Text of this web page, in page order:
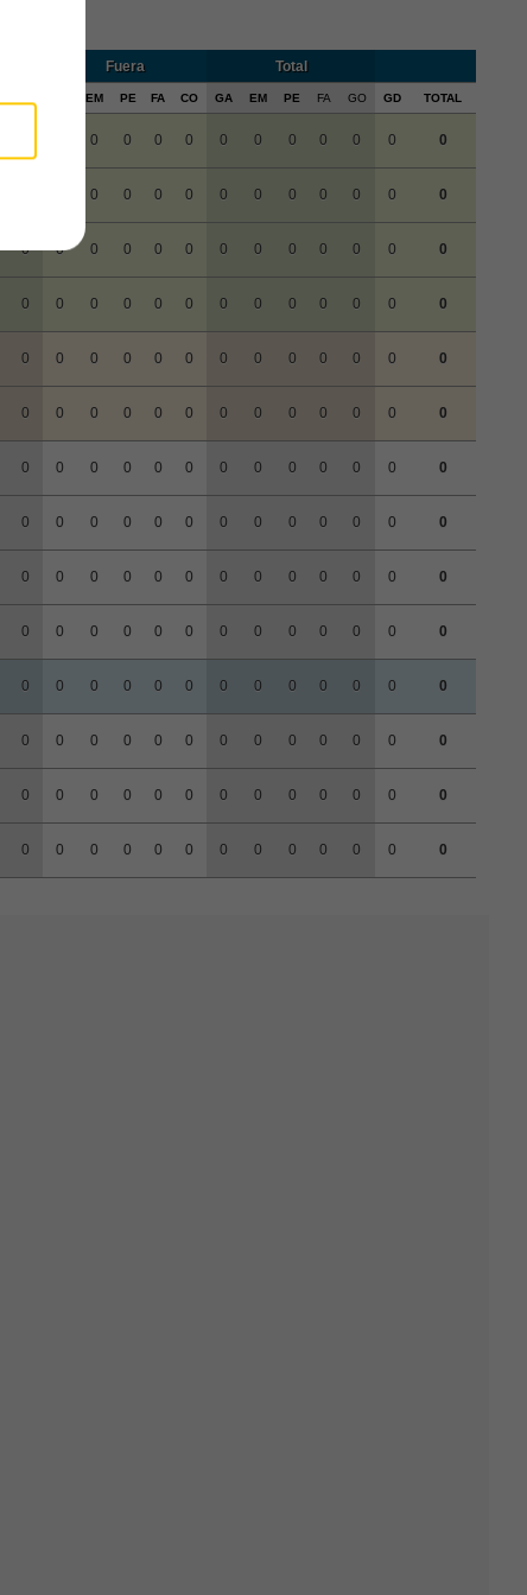
Fuera Total
EM PE FA CO GA EM PE FA GO GD TOTAL
0 0 0 0 0 0 0 0 0 0 0
0 0 0 0 0 0 0 0 0 0 0
0 0 0 0 0 0 0 0 0 0 0 0 0
0 0 0 0 0 0 0 0 0 0 0 0 0
0 0 0 0 0 0 0 0 0 0 0 0 0
0 0 0 0 0 0 0 0 0 0 0 0 0
0 0 0 0 0 0 0 0 0 0 0 0 0
0 0 0 0 0 0 0 0 0 0 0 0 0
0 0 0 0 0 0 0 0 0 0 0 0 0
0 0 0 0 0 0 0 0 0 0 0 0 0
0 0 0 0 0 0 0 0 0 0 0 0 0
0 0 0 0 0 0 0 0 0 0 0 0 0
0 0 0 0 0 0 0 0 0 0 0 0 0
0 0 0 0 0 0 0 0 0 0 0 0 0